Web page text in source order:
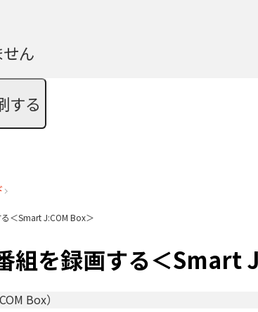
ん
する
＜Smart J:COM Box＞
組を録画する＜Smart
Box）